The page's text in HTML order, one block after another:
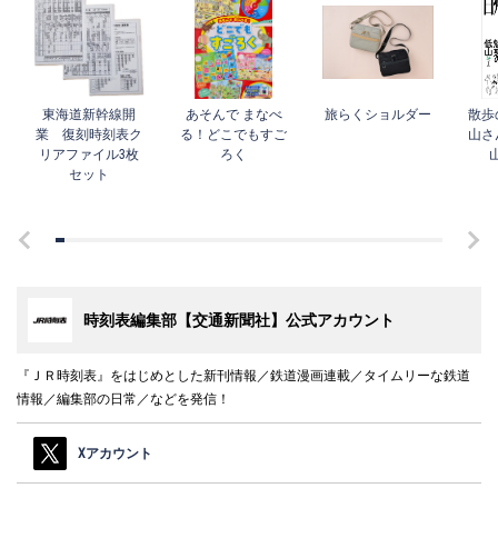
東海道新幹線開
業 復刻時刻表ク
リアファイル3枚
セット
あそんで まなべ
る！どこでもすご
ろく
旅らくショルダー
散歩
山さ
時刻表編集部【交通新聞社】公式アカウント
『ＪＲ時刻表』をはじめとした新刊情報／鉄道漫画連載／タイムリーな鉄道
情報／編集部の日常／などを発信！
Xアカウント